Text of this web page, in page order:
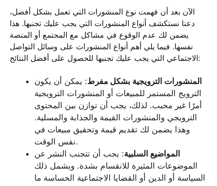
الآن بعد أن فهمت نوع المنشورات التي تعمل بشكل أفضل،
دعنا نستكشف أنواع المنشورات التي يجب عليك تجنبها. هذا
يضمن لك عدم الوقوع في مشاكل مع المجتمع أو المنصة
نفسها. فيما يلي أهم أنواع المنشورات على وسائل التواصل
الاجتماعي التي يجب عليك تجنبها للحصول على أفضل النتائج:
المنشورات الترويجية بشكل مفرط: يمكن أن يكون
الترويج المستمر للمبيعات أو المنشورات الترويجية
أمرًا غير محبب. لذلك، يجب أن توازن بين المحتوى
الترويجي والمنشورات القيمة والجذابة والمسلية.
وهذا يضمن لك تقديم قيمة وتحقيق مبيعات في
نفس الوقت.
المواضيع السلبية: يجب أن تتجنب النشر عن
الموضوعات المثيرة للانقسام بشدة. ويشمل ذلك
السياسة أو الدين أو القضايا الاجتماعية الحساسة ما